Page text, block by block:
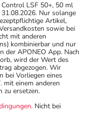
LSF 50+, 50 ml
Nur solange
Artikel,
sowie bei
mit anderen
kombinierbar und nur
der APONEO App. Nach
wird der Wert des
abgezogen. Wir
bei Vorliegen eines
mit einem anderen
zu ersetzen.
. Nicht bei